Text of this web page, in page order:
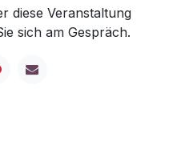
diese Veranstaltung
sich am Gespräch.